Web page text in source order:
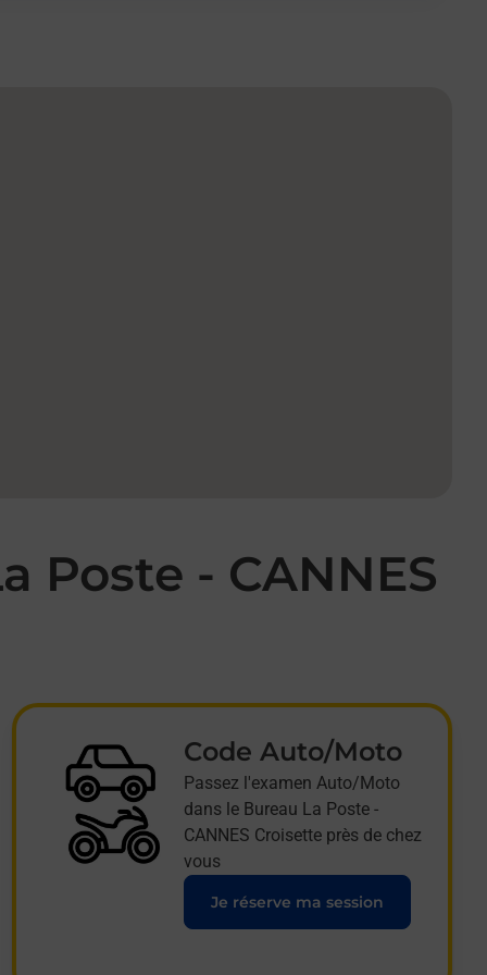
Poste - CANNES
Code Auto/Moto
Passez l'examen Auto/Moto
dans le Bureau La Poste -
CANNES Croisette près de chez
vous
Je réserve ma session